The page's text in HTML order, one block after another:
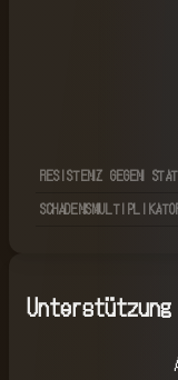
RESISTENZ GEGEN